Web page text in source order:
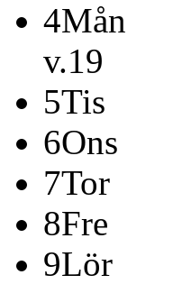
4Mån
v.19
5Tis
6Ons
7Tor
8Fre
9Lör